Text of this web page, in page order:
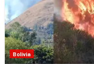
Bolivia